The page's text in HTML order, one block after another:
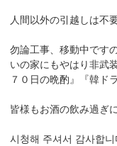
人間以外の引越しは不
勿論工事、移動中です
いの家にもやはり非武
７０日の晩酌』『韓ド
皆様もお酒の飲み過ぎ
시청해 주셔서 감사합니